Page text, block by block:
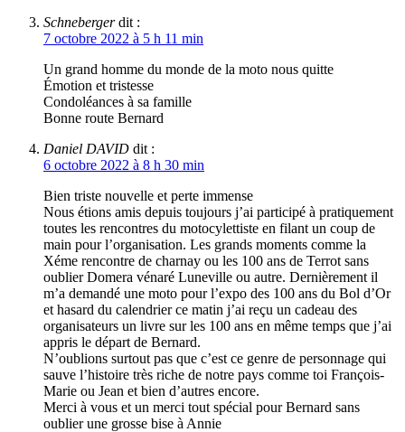
Schneberger dit :
7 octobre 2022 à 5 h 11 min
Un grand homme du monde de la moto nous quitte
Émotion et tristesse
Condoléances à sa famille
Bonne route Bernard
Daniel DAVID dit :
6 octobre 2022 à 8 h 30 min
Bien triste nouvelle et perte immense
Nous étions amis depuis toujours j’ai participé à pratiquement
toutes les rencontres du motocylettiste en filant un coup de
main pour l’organisation. Les grands moments comme la
Xéme rencontre de charnay ou les 100 ans de Terrot sans
oublier Domera vénaré Luneville ou autre. Dernièrement il
m’a demandé une moto pour l’expo des 100 ans du Bol d’Or
et hasard du calendrier ce matin j’ai reçu un cadeau des
organisateurs un livre sur les 100 ans en même temps que j’ai
appris le départ de Bernard.
N’oublions surtout pas que c’est ce genre de personnage qui
sauve l’histoire très riche de notre pays comme toi François-
Marie ou Jean et bien d’autres encore.
Merci à vous et un merci tout spécial pour Bernard sans
oublier une grosse bise à Annie